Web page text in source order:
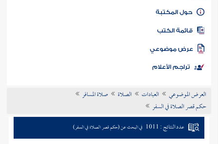
كتاب الأمة
المكتبة
الكتب
موضوعي
تراجم الأعلام
العرض الموضوعي العبادات الصلاة
صلاة المسافر
حكم قصر الصلاة في السفر
عدد النتائج : 1011 في البحث عن (حكم قصر الصلاة في السفر)